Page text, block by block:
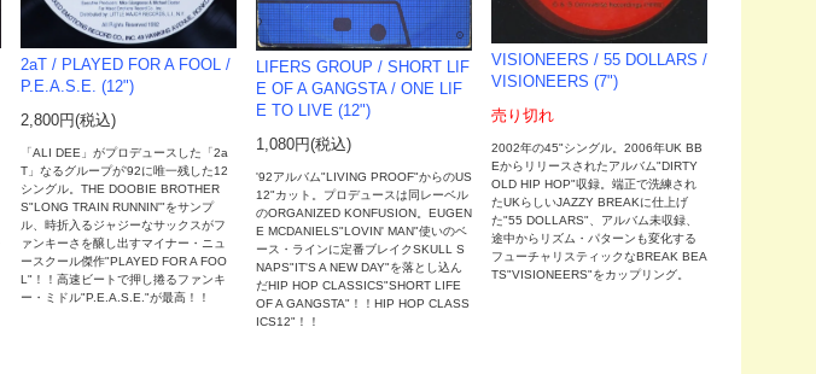
2aT / PLAYED FOR A FOOL /
P.E.A.S.E. (12")
2,800円(税込)
「ALI DEE」がプロデュースした「2a
T」なるグループが'92に唯一残した12
シングル。THE DOOBIE BROTHER
S"LONG TRAIN RUNNIN'"をサンプ
ル、時折入るジャジーなサックスがフ
ァンキーさを醸し出すマイナー・ニュ
ースクール傑作"PLAYED FOR A FOO
L"！！高速ビートで押し捲るファンキ
ー・ミドル"P.E.A.S.E."が最高！！
LIFERS GROUP / SHORT LIF
E OF A GANGSTA / ONE LIF
E TO LIVE (12")
1,080円(税込)
'92アルバム"LIVING PROOF"からのUS
12"カット。プロデュースは同レーベル
のORGANIZED KONFUSION。EUGEN
E MCDANIELS"LOVIN' MAN"使いのベ
ース・ラインに定番ブレイクSKULL S
NAPS"IT'S A NEW DAY"を落とし込ん
だHIP HOP CLASSICS"SHORT LIFE
OF A GANGSTA"！！HIP HOP CLASS
ICS12"！！
VISIONEERS / 55 DOLLARS /
VISIONEERS (7")
売り切れ
2002年の45"シングル。2006年UK BB
Eからリリースされたアルバム"DIRTY
OLD HIP HOP"収録。端正で洗練され
たUKらしいJAZZY BREAKに仕上げ
た"55 DOLLARS"、アルバム未収録、
途中からリズム・パターンも変化する
フューチャリスティックなBREAK BEA
TS"VISIONEERS"をカップリング。